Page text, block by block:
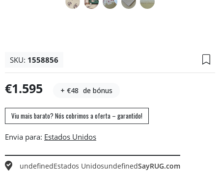
SKU: 1558856
€1.595 + €48 de bónus
Viu mais barato? Nós cobrimos a oferta – garantido!
Envia para:
undefinedEstados UnidosundefinedSayRUG.com